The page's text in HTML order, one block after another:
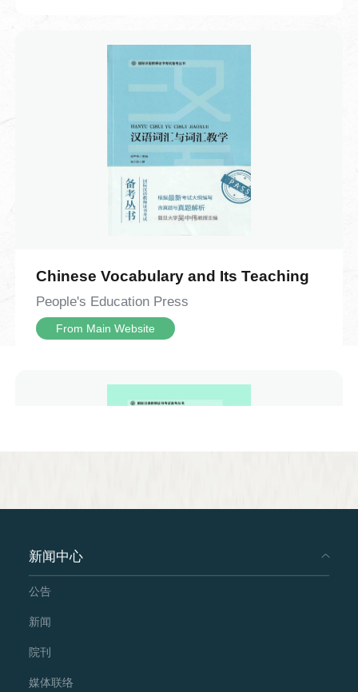
也用充满烟火气的工匠故事让历史变得鲜
活可感。观众既能系统梳理印刷术的发展
时间线，也能从毕昇的发明过程里体会
到，很多改变世界的创造，往往就源于日
常里的一次意外、一份不肯将就的巧思。
开始，逐步延伸到 “抑扬顿挫” 的演说实例
丘吉尔经典演说案例拆解技巧：“扬” 代表
声调抬高，“抑” 代表声调放低，二者互为
相反，一抑一扬形成鲜明对比，能够调动
听众情绪、烘托演讲气势。对话深入探讨
了声调节奏带来的表达感染力，清晰剖析
抑扬顿挫这一语言手法的作用——增强语
场景，说明抑扬顿挫不只用在演讲之中，
在朗诵、歌唱、戏剧表演、乐器演奏、课
堂教学、辩论交流等场景都广泛适用。整
Chinese Vocabulary and Its Teaching
People's Education Press
From Main Website
Chinese Grammar and Its Teaching
新闻中心
公告
新闻
院刊
媒体联络